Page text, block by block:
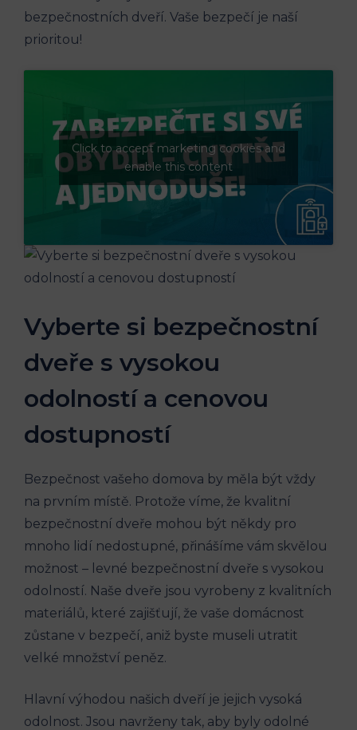
bezpečnostních dveří. Vaše bezpečí je naší
prioritou!
Click to accept marketing cookies and
enable this content
Vyberte si bezpečnostní
dveře s vysokou
odolností a cenovou
dostupností
Bezpečnost vašeho domova by měla být vždy
na prvním místě. Protože víme, že kvalitní
bezpečnostní dveře mohou být někdy pro
mnoho lidí nedostupné, přinášíme vám skvělou
možnost – levné bezpečnostní dveře s vysokou
odolností. Naše dveře jsou vyrobeny z kvalitních
materiálů, které zajišťují, že vaše domácnost
zůstane v bezpečí, aniž byste museli utratit
velké množství peněz.
Hlavní výhodou našich dveří je jejich vysoká
odolnost. Jsou navrženy tak, aby byly odolné